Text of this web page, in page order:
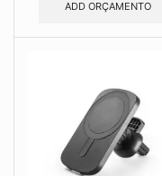
ADD ORÇAMENTO